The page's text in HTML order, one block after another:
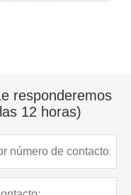
responderemos
12 horas)